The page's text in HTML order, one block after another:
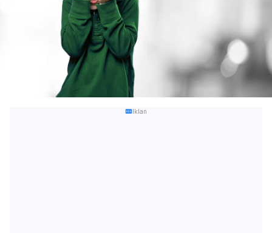
Iklan